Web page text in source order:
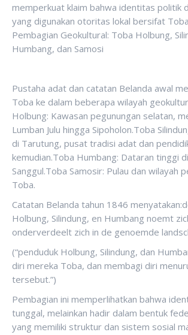
memperkuat klaim bahwa identitas politik
yang digunakan otoritas lokal bersifat
Pembagian Geokultural: Toba Holbung,
Humbang, dan Samosi
Pustaha adat dan catatan Belanda awal
Toba ke dalam beberapa wilayah
Holbung: Kawasan pegunungan selatan,
Lumban Julu hingga Sipoholon.Toba
di Tarutung, pusat tradisi adat dan
kemudian.Toba Humbang: Dataran tinggi
Sanggul.Toba Samosir: Pulau dan wilayah
Toba.
Catatan Belanda tahun 1846
Holbung, Silindung, en Humbang noemt
onderverdeelt zich in de genoemde
(“penduduk Holbung, Silindung, dan
diri mereka Toba, dan membagi diri
tersebut.”)
Pembagian ini memperlihatkan bahwa
tunggal, melainkan hadir dalam bentuk
yang memiliki struktur dan sistem sosial